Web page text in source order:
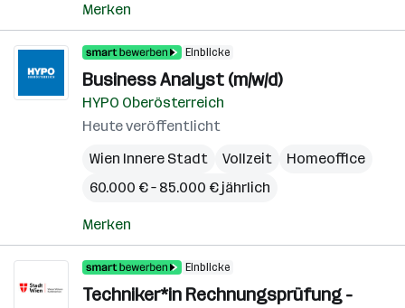
Merken
Einblicke
Business Analyst (m/w/d)
HYPO Oberösterreich
Heute veröffentlicht
Wien Innere Stadt
Vollzeit
Homeoffice
60.000 € – 85.000 € jährlich
Merken
Einblicke
Techniker*in Rechnungsprüfung -